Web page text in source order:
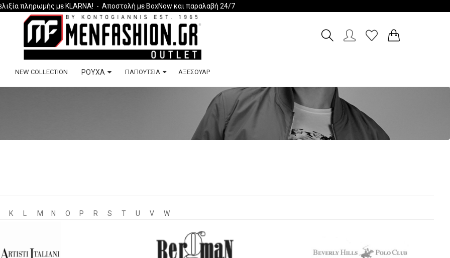
πληρωμής με KLARNA! - Αποστολή με BoxNow και παραλαβή 24/7
Λογαριασμός
Wishlist
NEW COLLECTION ΡΟΎΧΑ ΠΑΠΟΥΤΣΙΑ ΑΞΕΣΟΥΑΡ
K L M N O P R S T U V W